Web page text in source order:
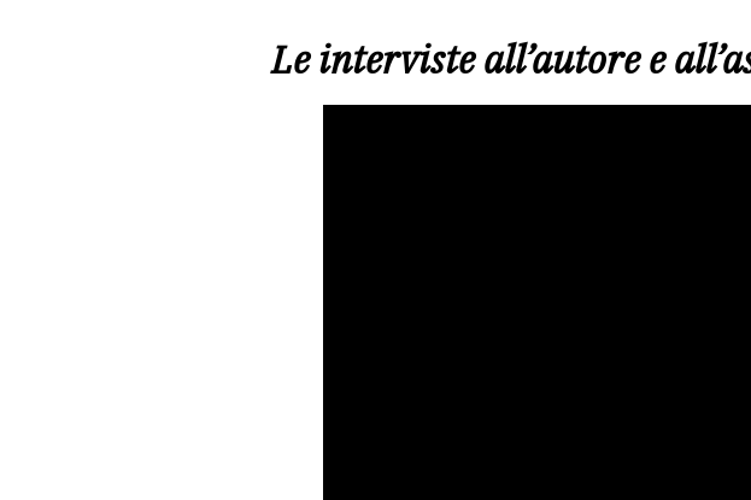
Le interviste all’autore e